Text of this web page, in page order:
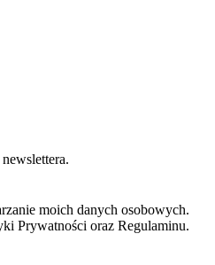
moich danych osobowych.
Prywatności oraz Regulaminu.